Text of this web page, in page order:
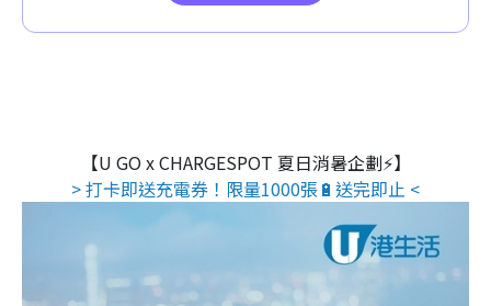
【U GO x CHARGESPOT 夏日消暑企劃⚡】
> 打卡即送充電券！限量1000張🔋送完即止 <